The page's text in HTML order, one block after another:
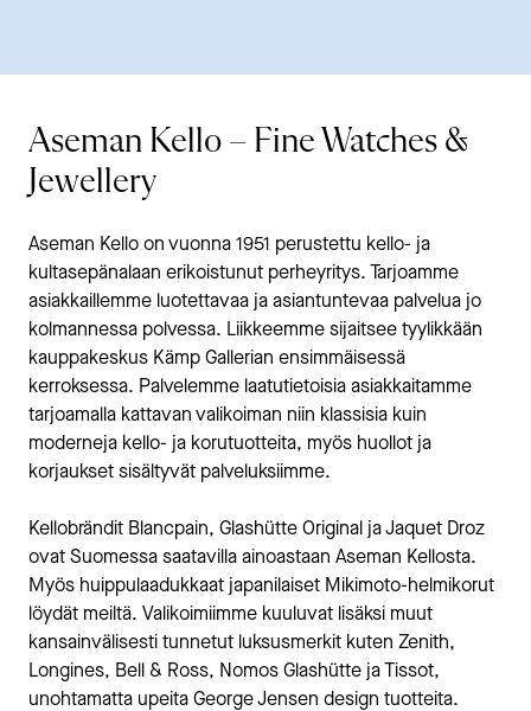
Aseman Kello – Fine Watches &
Jewellery
Aseman Kello on vuonna 1951 perustettu kello- ja
kultasepänalaan erikoistunut perheyritys. Tarjoamme
asiakkaillemme luotettavaa ja asiantuntevaa palvelua jo
kolmannessa polvessa. Liikkeemme sijaitsee tyylikkään
kauppakeskus Kämp Gallerian ensimmäisessä
kerroksessa. Palvelemme laatutietoisia asiakkaitamme
tarjoamalla kattavan valikoiman niin klassisia kuin
moderneja kello- ja korutuotteita, myös huollot ja
korjaukset sisältyvät palveluksiimme.
Kellobrändit Blancpain, Glashütte Original ja Jaquet Droz
ovat Suomessa saatavilla ainoastaan Aseman Kellosta.
Myös huippulaadukkaat japanilaiset Mikimoto-helmikorut
löydät meiltä. Valikoimiimme kuuluvat lisäksi muut
kansainvälisesti tunnetut luksusmerkit kuten Zenith,
Longines, Bell & Ross, Nomos Glashütte ja Tissot,
unohtamatta upeita George Jensen design tuotteita.